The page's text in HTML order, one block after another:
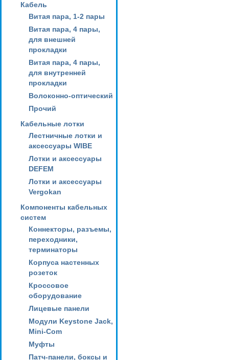
Кабель
Витая пара, 1-2 пары
Витая пара, 4 пары,
для внешней
прокладки
Витая пара, 4 пары,
для внутренней
прокладки
Волоконно-оптический
Прочий
Кабельные лотки
Лестничные лотки и
аксессуары WIBE
Лотки и аксессуары
DEFEM
Лотки и аксессуары
Vergokan
Компоненты кабельных
систем
Коннекторы, разъемы,
переходники,
терминаторы
Корпуса настенных
розеток
Кроссовое
оборудование
Лицевые панели
Модули Keystone Jack,
Mini-Com
Муфты
Патч-панели, боксы и